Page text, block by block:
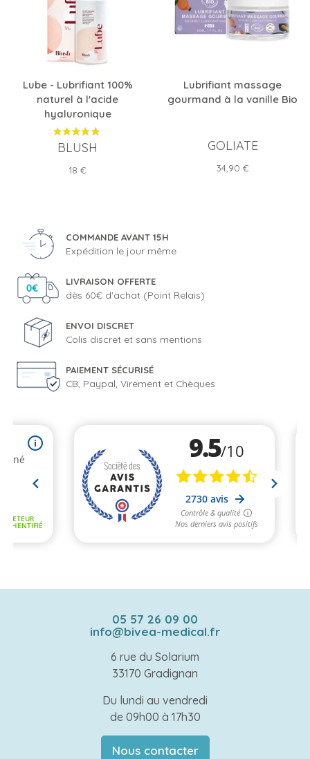
Lube - Lubrifiant 100%
naturel à l'acide
hyaluronique
BLUSH
Prix
18 €
Lubrifiant massage
gourmand à la vanille Bio
GOLIATE
Prix
34,90 €
COMMANDE AVANT 15H
Expédition le jour même
LIVRAISON OFFERTE
dès 60€ d'achat (Point Relais)
ENVOI DISCRET
Colis discret et sans mentions
PAIEMENT SÉCURISÉ
CB, Paypal, Virement et Chèques
05 57 26 09 00
info@bivea-medical.fr
6 rue du Solarium
33170 Gradignan
Du lundi au vendredi
de 09h00 à 17h30
Nous contacter